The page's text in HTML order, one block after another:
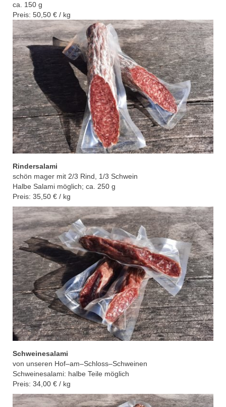
ca. 150 g
Preis: 50,50 € / kg
Rindersalami
schön mager mit 2/3 Rind, 1/3 Schwein
Halbe Salami möglich; ca. 250 g
Preis: 35,50 € / kg
Schweinesalami
von unseren Hof–am–Schloss–Schweinen
Schweinesalami: halbe Teile möglich
Preis: 34,00 € / kg